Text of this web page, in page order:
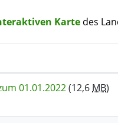
Karte des
01.01.2022(12,6 MB)